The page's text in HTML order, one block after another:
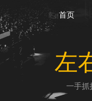
首页
左
一手抓